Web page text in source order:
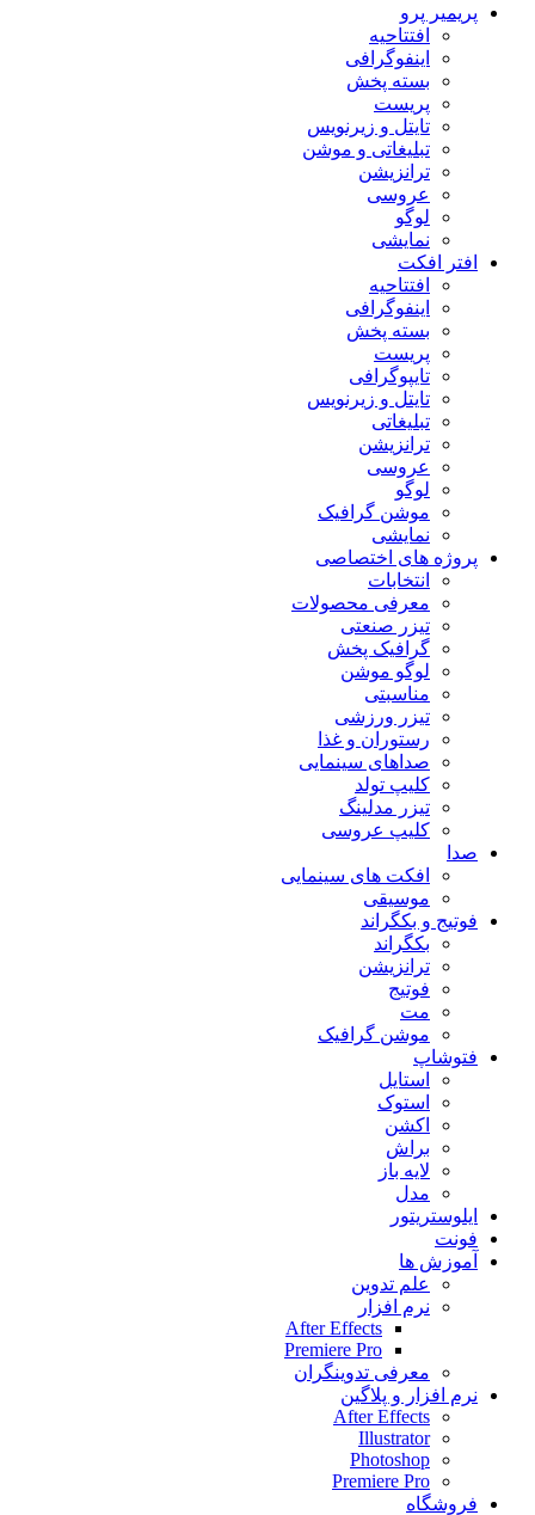
پریمیر پرو
افتتاحیه
اینفوگرافی
بسته پخش
پریست
تایتل و زیرنویس
تبلیغاتی و موشن
ترانزیشن
عروسی
لوگو
نمایشی
افتر افکت
افتتاحیه
اینفوگرافی
بسته پخش
پریست
تایپوگرافی
تایتل و زیرنویس
تبلیغاتی
ترانزیشن
عروسی
لوگو
موشن گرافیک
نمایشی
پروژه های اختصاصی
انتخابات
معرفی محصولات
تیزر صنعتی
گرافیک پخش
لوگو موشن
مناسبتی
تیزر ورزشی
رستوران و غذا
صداهای سینمایی
کلیپ تولد
تیزر مدلینگ
کلیپ عروسی
صدا
افکت های سینمایی
موسیقی
فوتیج و بکگراند
بکگراند
ترانزیشن
فوتیج
مت
موشن گرافیک
فتوشاپ
استایل
استوک
اکشن
براش
لایه باز
مدل
ایلوستریتور
فونت
آموزش ها
علم تدوین
نرم افزار
After Effects
Premiere Pro
معرفی تدوینگران
نرم افزار و پلاگین
After Effects
Illustrator
Photoshop
Premiere Pro
فروشگاه